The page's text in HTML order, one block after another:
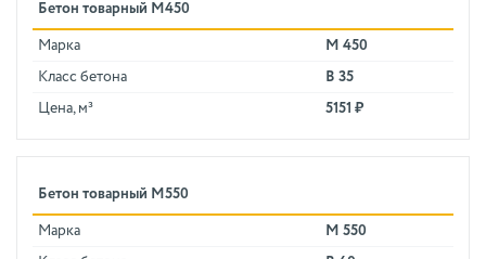
Бетон товарный М450
Марка М 450
Класс бетона В 35
Цена, м³ 5151 ₽
Бетон товарный М550
Марка М 550